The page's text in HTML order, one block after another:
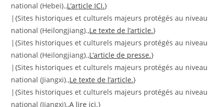
national (Hebei).,L’article ICI.}
|{Sites historiques et culturels majeurs protégés au niveau
national (Heilongjiang).,Le texte de l’article.}
|{Sites historiques et culturels majeurs protégés au niveau
national (Heilongjiang).,L’article de presse.}
|{Sites historiques et culturels majeurs protégés au niveau
national (Jiangxi).,Le texte de l’article.}
|{Sites historiques et culturels majeurs protégés au niveau
national (Jiangxi).,A lire ici.}